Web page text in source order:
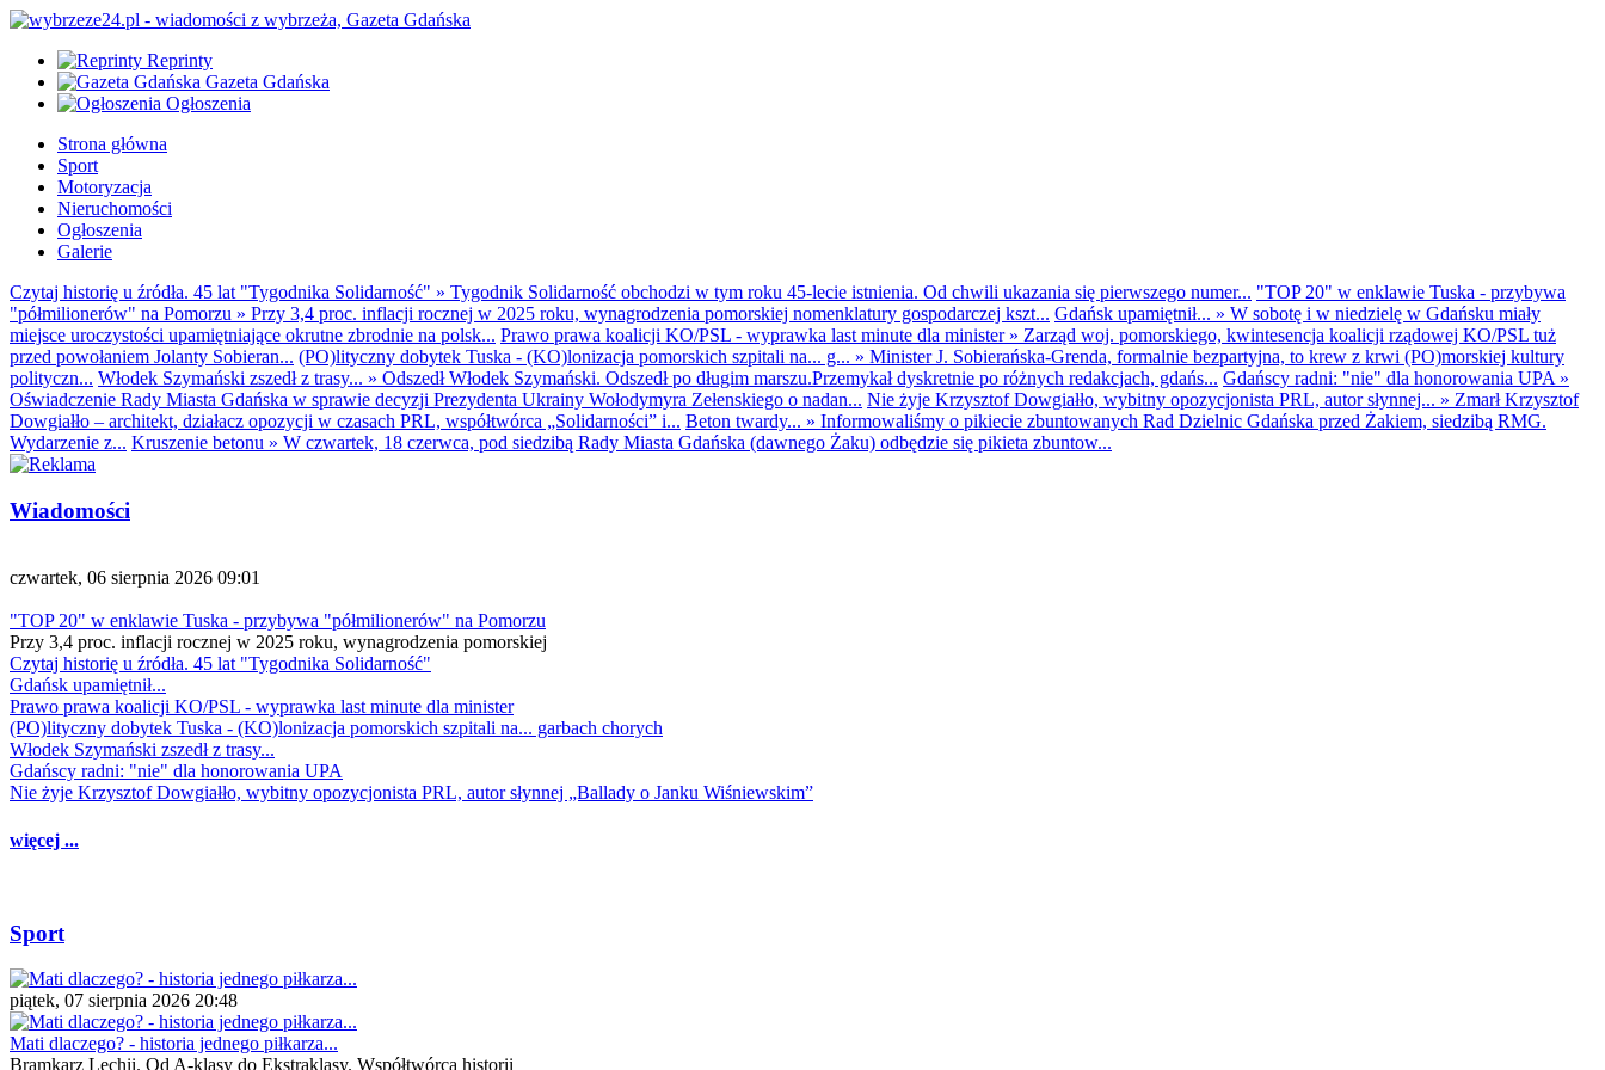
Reprinty
Gazeta Gdańska
Ogłoszenia
Strona główna
Sport
Motoryzacja
Nieruchomości
Ogłoszenia
Galerie
Czytaj historię u źródła. 45 lat "Tygodnika Solidarność" » Tygodnik Solidarność obchodzi w tym roku 45-lecie istnienia. Od chwili ukazania się pierwszego numer... "TOP 20" w enklawie Tuska - przybywa
"półmilionerów" na Pomorzu » Przy 3,4 proc. inflacji rocznej w 2025 roku, wynagrodzenia pomorskiej nomenklatury gospodarczej kszt... Gdańsk upamiętnił... » W sobotę i w niedzielę w Gdańsku miały
miejsce uroczystości upamiętniające okrutne zbrodnie na polsk... Prawo prawa koalicji KO/PSL - wyprawka last minute dla minister» Zarząd woj. pomorskiego, kwintesencja koalicji rządowej KO/PSL tuż
przed powołaniem Jolanty Sobieran... (PO)lityczny dobytek Tuska - (KO)lonizacja pomorskich szpitali na... g... » Minister J. Sobierańska-Grenda, formalnie bezpartyjna, to krew z krwi (PO)morskiej kultury
polityczn... Włodek Szymański zszedł z trasy... » Odszedł Włodek Szymański. Odszedł po długim marszu.Przemykał dyskretnie po różnych redakcjach, gdańs... Gdańscy radni: "nie" dla honorowania UPA »
Oświadczenie Rady Miasta Gdańska w sprawie decyzji Prezydenta Ukrainy Wołodymyra Zełenskiego o nadan... Nie żyje Krzysztof Dowgiałło, wybitny opozycjonista PRL, autor słynnej... » Zmarł Krzysztof
Dowgiałło – architekt, działacz opozycji w czasach PRL, współtwórca „Solidarności” i... Beton twardy... » Informowaliśmy o pikiecie zbuntowanych Rad Dzielnic Gdańska przed Żakiem, siedzibą RMG.
Wydarzenie z... Kruszenie betonu » W czwartek, 18 czerwca, pod siedzibą Rady Miasta Gdańska (dawnego Żaku) odbędzie się pikieta zbuntow...
Wiadomości
czwartek, 06 sierpnia 2026 09:01
"TOP 20" w enklawie Tuska - przybywa "półmilionerów" na Pomorzu
Przy 3,4 proc. inflacji rocznej w 2025 roku, wynagrodzenia pomorskiej
Czytaj historię u źródła. 45 lat "Tygodnika Solidarność"
Gdańsk upamiętnił...
Prawo prawa koalicji KO/PSL - wyprawka last minute dla minister
(PO)lityczny dobytek Tuska - (KO)lonizacja pomorskich szpitali na... garbach chorych
Włodek Szymański zszedł z trasy...
Gdańscy radni: "nie" dla honorowania UPA
Nie żyje Krzysztof Dowgiałło, wybitny opozycjonista PRL, autor słynnej „Ballady o Janku Wiśniewskim”
więcej ...
Sport
piątek, 07 sierpnia 2026 20:48
Mati dlaczego? - historia jednego piłkarza...
Bramkarz Lechii. Od A-klasy do Ekstraklasy. Współtwórca historii